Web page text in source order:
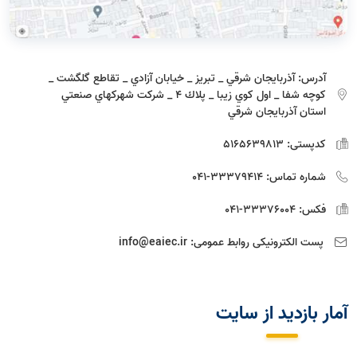
آدرس: آذربايجان شرقي _ تبريز _ خيابان آزادي _ تقاطع گلگشت _
كوچه شفا _ اول كوي زيبا _ پلاك 4 _ شركت شهركهاي صنعتي
استان آذربايجان شرقي
کدپستی: 5165639813
شماره تماس: 33379414-041
فکس: 33376004-041
پست الکترونیکی روابط عمومی: info@eaiec.ir
آمار بازديد از سايت